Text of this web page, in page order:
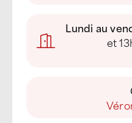
Lundi au
et